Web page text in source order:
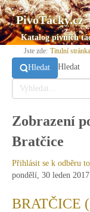
Katalog pivních
PivoTácky.cz
Jste zde: Titulní stránka
Hledat Hledat
Zobrazení
Bratčice
Přihlásit se k odběru
pondělí, 30 leden
BRATČICE